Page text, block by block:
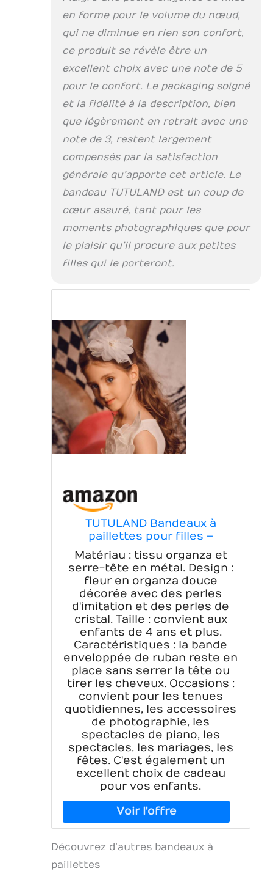
en forme pour le volume du nœud,
qui ne diminue en rien son confort,
ce produit se révèle être un
excellent choix avec une note de 5
pour le confort. Le packaging soigné
et la fidélité à la description, bien
que légèrement en retrait avec une
note de 3, restent largement
compensés par la satisfaction
générale qu’apporte cet article. Le
bandeau TUTULAND est un coup de
cœur assuré, tant pour les
moments photographiques que pour
le plaisir qu’il procure aux petites
filles qui le porteront.
TUTULAND Bandeaux à
paillettes pour filles –
Bandeau blanc pour fille avec
fleurs à paillettes –
Accessoires de cheveux
étincelants pour mariage,
anniversaire, photographie
Matériau : tissu organza et
serre-tête en métal. Design :
fleur en organza douce
décorée avec des perles
d'imitation et des perles de
cristal. Taille : convient aux
enfants de 4 ans et plus.
Caractéristiques : la bande
enveloppée de ruban reste en
place sans serrer la tête ou
tirer les cheveux. Occasions :
convient pour les tenues
quotidiennes, les accessoires
de photographie, les
spectacles de piano, les
spectacles, les mariages, les
fêtes. C'est également un
excellent choix de cadeau
pour vos enfants.
Découvrez d’autres bandeaux à
paillettes